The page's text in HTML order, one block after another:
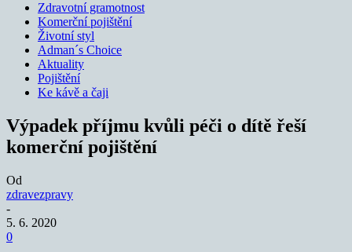
Zdravotní gramotnost
Komerční pojištění
Životní styl
Adman´s Choice
Aktuality
Pojištění
Ke kávě a čaji
Výpadek příjmu kvůli péči o dítě řeší
komerční pojištění
Od
zdravezpravy
-
5. 6. 2020
0